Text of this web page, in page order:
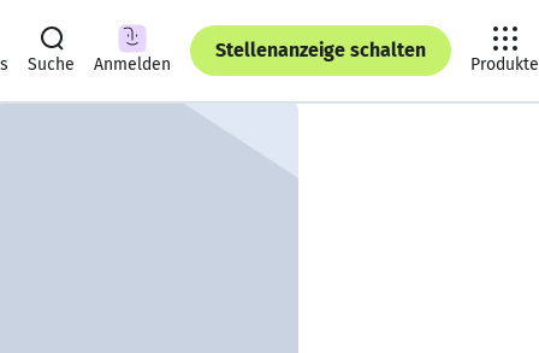
Suche Anmelden
Stellenanzeige schalten
Produkte